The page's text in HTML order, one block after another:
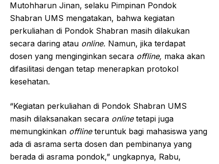
Mutohharun Jinan, selaku Pimpinan Pondok
Shabran UMS mengatakan, bahwa kegiatan
perkuliahan di Pondok Shabran masih dilakukan
secara daring atau online. Namun, jika terdapat
dosen yang menginginkan secara offline, maka akan
difasilitasi dengan tetap menerapkan protokol
kesehatan.
“Kegiatan perkuliahan di Pondok Shabran UMS
masih dilaksanakan secara onlinetetapi juga
memungkinkan offlineteruntuk bagi mahasiswa yang
ada di asrama serta dosen dan pembinanya yang
berada di asrama pondok,” ungkapnya, Rabu,